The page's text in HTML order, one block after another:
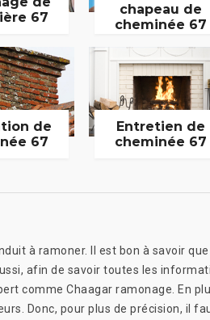
67
chapeau de
cheminée 67
de
67
Entretien de
cheminée 67
à ramoner. Il est bon à savoir que
afin de savoir toutes les
comme Chaagar ramonage. En
Donc, pour plus de précision, il